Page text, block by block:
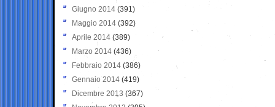
Giugno 2014 (391)
Maggio 2014 (392)
Aprile 2014 (389)
Marzo 2014 (436)
Febbraio 2014 (386)
Gennaio 2014 (419)
Dicembre 2013 (367)